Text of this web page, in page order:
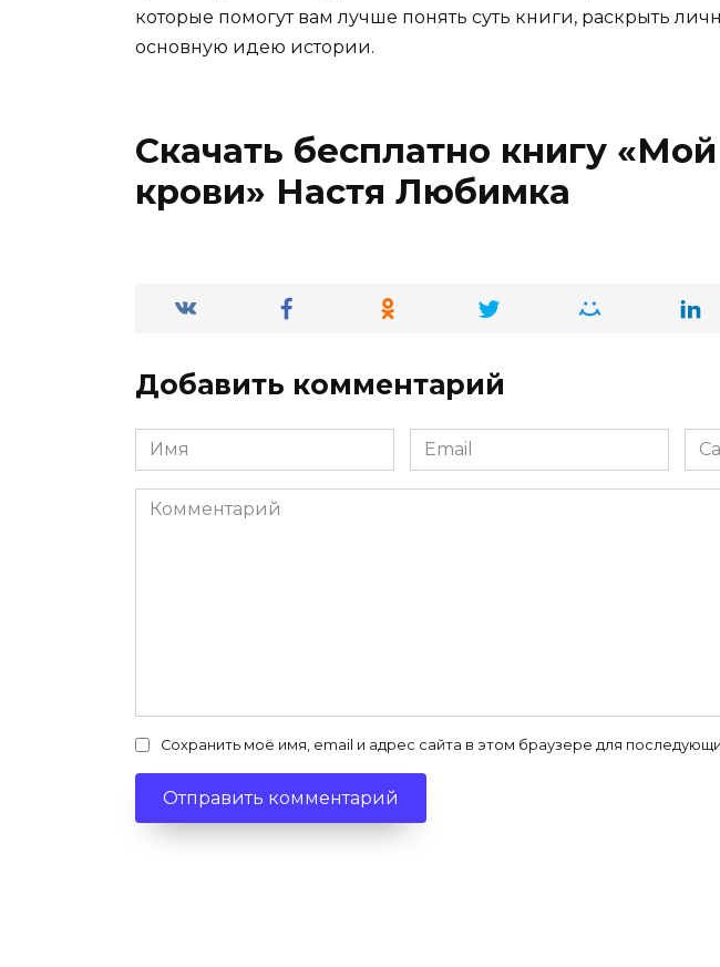
которые помогут вам лучше понять суть книги, раскрыть
основную идею истории.
Скачать бесплатно книгу
крови» Настя Любимка
Добавить комментарий
Имя
*
Email
*
Комментарий
Сохранить моё имя, email и адрес сайта в этом браузере для